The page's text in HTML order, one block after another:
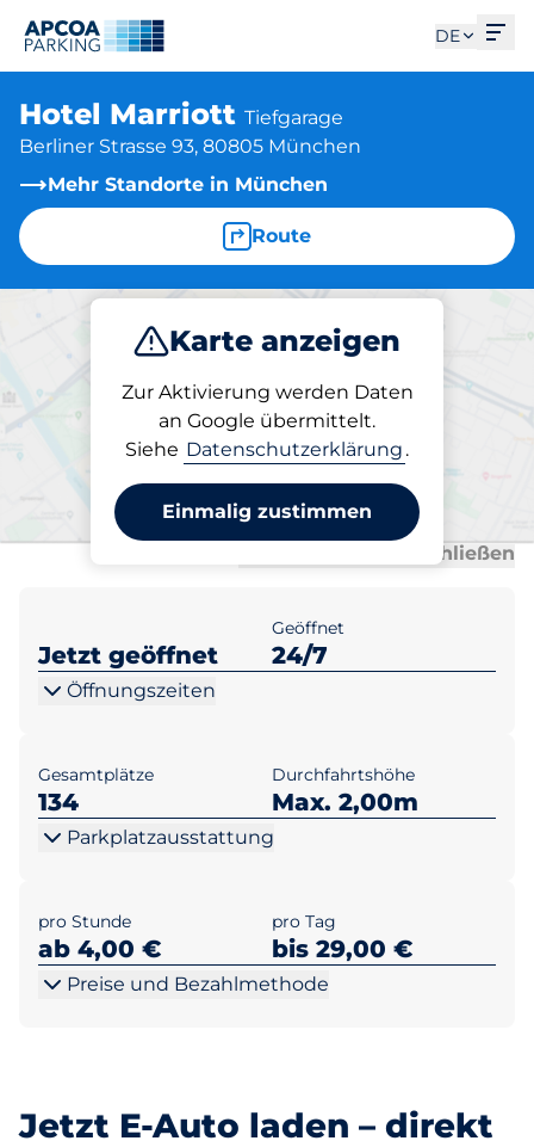
DE
Hotel Marriott Tiefgarage
Berliner Strasse 93, 80805 München
Mehr Standorte in München
Route
Karte anzeigen
Zur Aktivierung werden Daten
an Google übermittelt.
Siehe Datenschutzerklärung .
Einmalig zustimmen
Parken Laden
Parken am Standort
Hotel Marriott
Alle schließen
Jetzt geöffnet
Geöffnet
24/7
Öffnungszeiten
Gesamtplätze
134
Durchfahrtshöhe
Max. 2,00m
Parkplatzausstattung
pro Stunde
ab 4,00 €
pro Tag
bis 29,00 €
Preise und Bezahlmethode
Jetzt E-Auto laden – direkt